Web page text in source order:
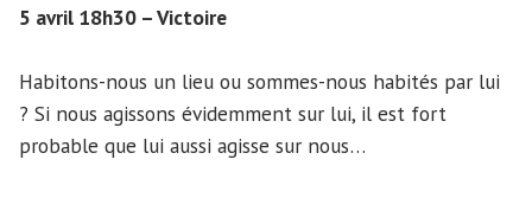
5 avril 18h30 – Victoire
Habitons-nous un lieu ou sommes-nous habités par lui
? Si nous agissons évidemment sur lui, il est fort
probable que lui aussi agisse sur nous…